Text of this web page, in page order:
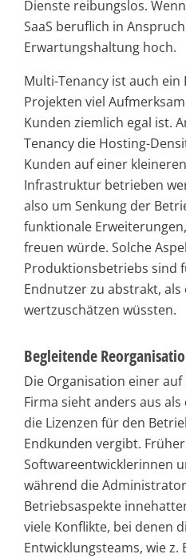
Dienste reibungslos.
SaaS beruflich in
Erwartungshaltung hoch.
Multi-Tenancy ist auch
Projekten viel
Kunden ziemlich egal ist.
Tenancy die Hosting-
Kunden auf einer
Infrastruktur betrieben
also um Senkung der
funktionale
freuen würde. Solche
Produktionsbetriebs sind
Endnutzer zu abstrakt, als
wertzuschätzen wüssten.
Begleitende
Die Organisation einer auf
Firma sieht anders aus
die Lizenzen für den
Endkunden vergibt.
Softwareentwicklerinnen
während die
Betriebsaspekte
viele Konflikte, bei denen
Entwicklungsteams, wie z.